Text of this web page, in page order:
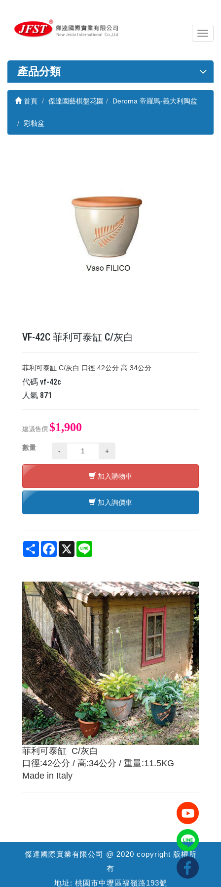
導
覽
關
產品分類
首頁 傑達園藝棋盤花園 Deroma 帝羅馬-義大利陶盆
彩釉盆
VF-42C 菲利可泰缸 C/灰白
菲利可泰缸 C/灰白 口徑:42公分 高:34公分
代碼 vf-42c
人氣 871
建議售價 $1,900
數量 - +
加入購物車
加入詢價車
Share Facebook
X
菲利可泰缸 C/灰白
口徑:42公分 / 高:34公分 / 重量:11.5KG
Made in Italy
傑達國際實業有限公司 @ 2020 copyright 版權所
有
地址: 桃園市中壢區福嶺路193號